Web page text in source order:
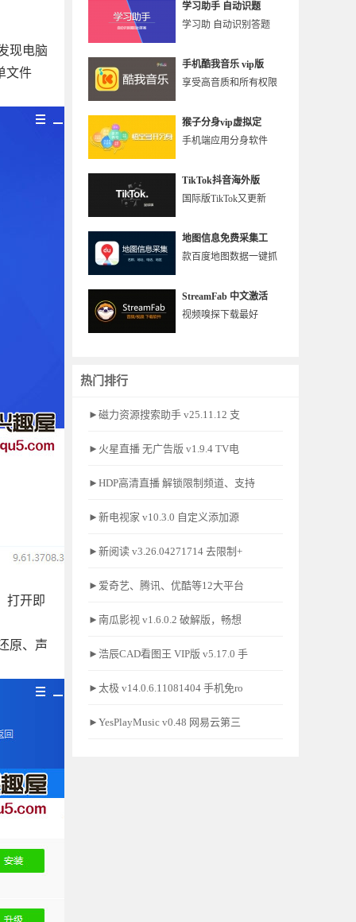
学习助手 自动识题
学习助 自动识别答题
手机酷我音乐 vip版
享受高音质和所有权限
猴子分身vip虚拟定
手机端应用分身软件
TikTok抖音海外版
国际版TikTok又更新
地图信息免费采集工
款百度地图数据一键抓
StreamFab 中文激活
视频嗅探下载最好
热门排行
►磁力资源搜索助手 v25.11.12 支
►火星直播 无广告版 v1.9.4 TV电
►HDP高清直播 解锁限制频道、支持
►新电视家 v10.3.0 自定义添加源
►新阅读 v3.26.04271714 去限制+
►爱奇艺、腾讯、优酷等12大平台
►南瓜影视 v1.6.0.2 破解版，畅想
►浩辰CAD看图王 VIP版 v5.17.0 手
►太极 v14.0.6.11081404 手机免ro
►YesPlayMusic v0.48 网易云第三
现电脑
文件
打开即
原、声